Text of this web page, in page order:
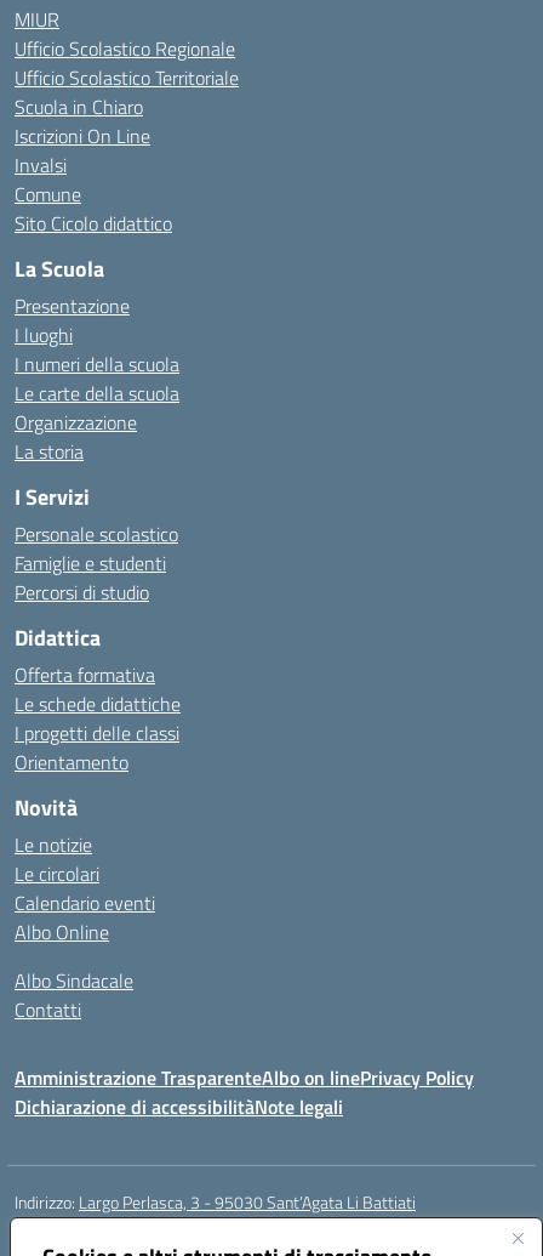
MIUR
Ufficio Scolastico Regionale
Ufficio Scolastico Territoriale
Scuola in Chiaro
Iscrizioni On Line
Invalsi
Comune
Sito Cicolo didattico
La Scuola
Presentazione
I luoghi
I numeri della scuola
Le carte della scuola
Organizzazione
La storia
I Servizi
Personale scolastico
Famiglie e studenti
Percorsi di studio
Didattica
Offerta formativa
Le schede didattiche
I progetti delle classi
Orientamento
Novità
Le notizie
Le circolari
Calendario eventi
Albo Online
Albo Sindacale
Contatti
Amministrazione TrasparenteAlbo on linePrivacy Policy
Dichiarazione di accessibilitàNote legali
Indirizzo: Largo Perlasca, 3 - 95030 Sant’Agata Li Battiati
Centralino:
ctic8bl002@istruzione.it